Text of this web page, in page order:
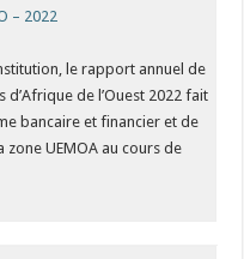
– 2022
le rapport annuel de
d’Afrique de l’Ouest 2022 fait
bancaire et financier et de
zone UEMOA au cours de